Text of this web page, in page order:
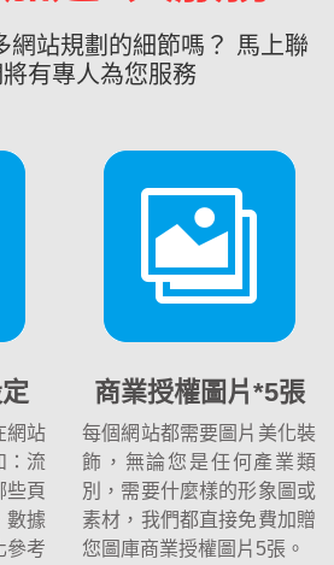
網站規劃的細節嗎？ 馬上聯
有專人為您服務
網站
：流
些頁
數據
參考
商業授權圖片*5張
每個網站都需要圖片美化裝
飾，無論您是任何產業類
別，需要什麼樣的形象圖或
素材，我們都直接免費加贈
您圖庫商業授權圖片5張。